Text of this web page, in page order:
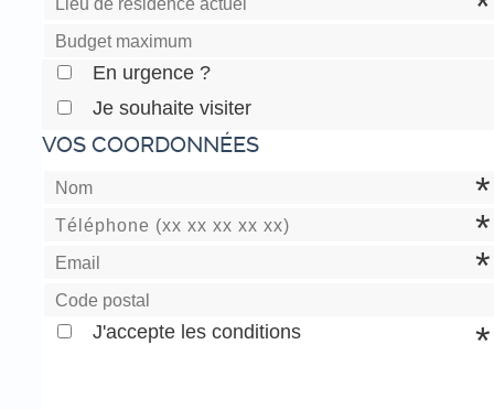
En urgence ?
Je souhaite visiter
VOS COORDONNÉES
J'accepte les conditions